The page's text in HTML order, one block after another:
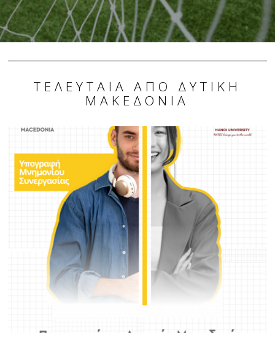
ΤΕΛΕΥΤΑΊΑ ΑΠΌ ΔΥΤΙΚΉ
ΜΑΚΕΔΟΝΊΑ